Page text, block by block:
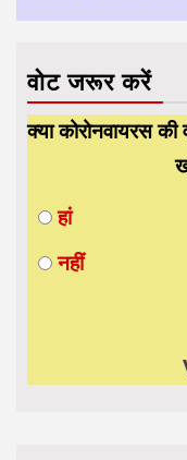
वोट जरूर करें
क्या कोरोनवायरस
हां
नहीं